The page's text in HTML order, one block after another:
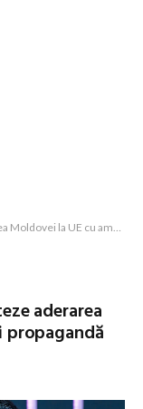
cu amenințări și propagandă
aderarea
propagandă